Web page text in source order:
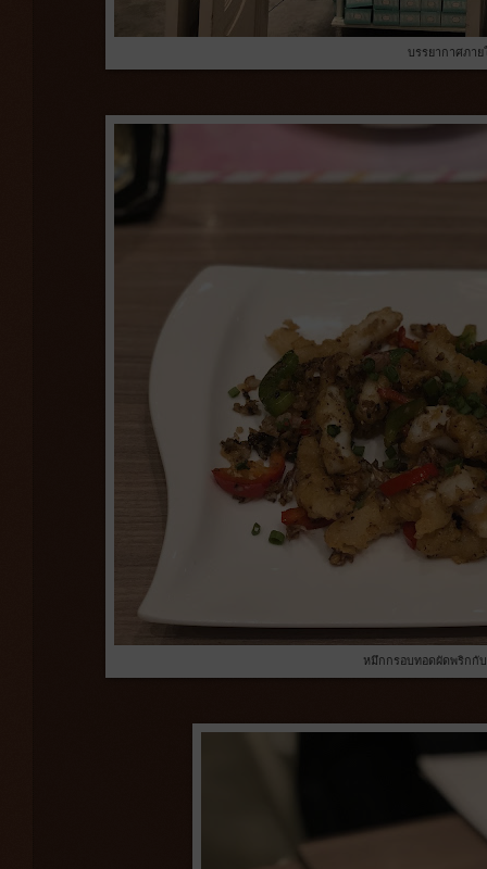
บรรยากาศภาย
หมึกกรอบทอดผัดพริกกั